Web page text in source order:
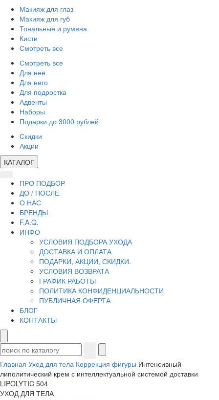
Макияж для глаз
Макияж для губ
Тональные и румяна
Кисти
Смотреть все
Смотреть все
Для неё
Для него
Для подростка
Адвенты
Наборы
Подарки до 3000 рублей
Скидки
Акции
КАТАЛОГ
ПРО ПОДБОР
ДО / ПОСЛЕ
О НАС
БРЕНДЫ
F.A.Q.
ИНФО
УСЛОВИЯ ПОДБОРА УХОДА
ДОСТАВКА И ОПЛАТА
ПОДАРКИ, АКЦИИ, СКИДКИ.
УСЛОВИЯ ВОЗВРАТА
ГРАФИК РАБОТЫ
ПОЛИТИКА КОНФИДЕНЦИАЛЬНОСТИ
ПУБЛИЧНАЯ ОФЕРТА
БЛОГ
КОНТАКТЫ
Главная Уход для тела Коррекция фигуры Интенсивный
липолитический крем с интеллектуальной системой доставки
LIPOLYTIC 504
УХОД ДЛЯ ТЕЛА